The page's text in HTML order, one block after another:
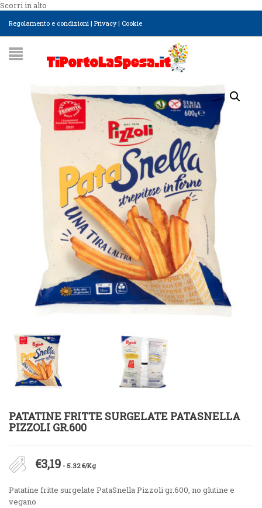
Scorri in alto
Regolamento e condizioni | Privacy| Cookie
PATATINE FRITTE SURGELATE PATASNELLA
PIZZOLI GR.600
€3,19 - 5.32 €/Kg
Patatine fritte surgelate PataSnella Pizzoli gr.600, no glutine e
vegano